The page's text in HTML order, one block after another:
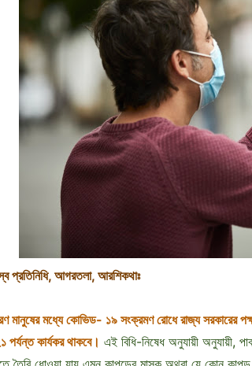
প্রতিনিধি, আগরতলা, আরশিকথাঃ
মানুষের মধ্যে কোভিড- ১৯ সংক্রমণ রোধে রাজ্য সরকারের
পর্যন্ত কার্যকর থাকবে। এই বিধি-নিষেধ অনুযায়ী অনুযায়ী,